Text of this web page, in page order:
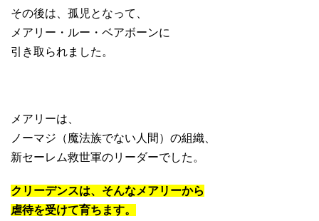
その後は、孤児となって、
メアリー・ルー・ベアボーンに
引き取られました。
メアリーは、
ノーマジ（魔法族でない人間）の組織、
新セーレム救世軍のリーダーでした。
クリーデンスは、そんなメアリーから
虐待を受けて育ちます。